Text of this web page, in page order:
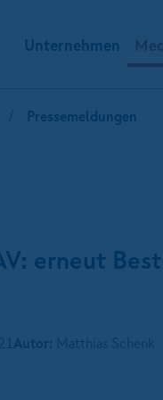
Unternehmen
Pressemeldungen
erneut